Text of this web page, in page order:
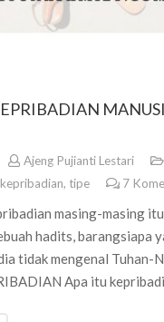
Ajeng Pujianti Lestari
kepribadian, tipe 7
masing-masing
hadits, barangsiapa
tidak mengenal Tuhan-
Apa itu